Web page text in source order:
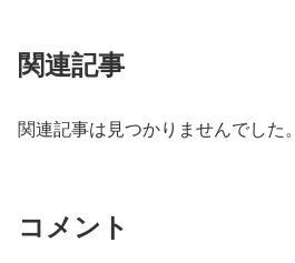
関連記事
関連記事は見つかりませんでした。
コメント